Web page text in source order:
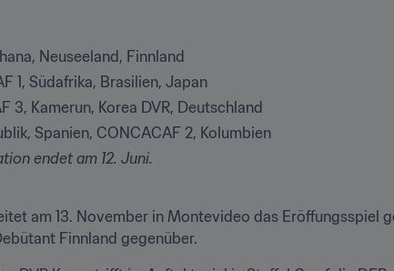
Neuseeland, Finnland
1, Südafrika, Brasilien, Japan
3, Kamerun, Korea DVR, Deutschland
Spanien, CONCACAF 2, Kolumbien
endet am 12. Juni.
am 13. November in Montevideo das Eröffungsspiel
Finnland gegenüber.